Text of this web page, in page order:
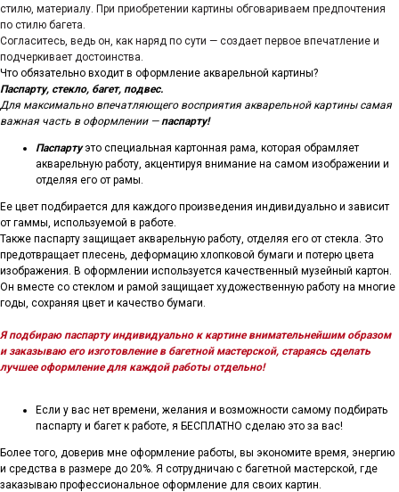
стилю, материалу. При приобретении картины обговариваем предпочтения
по стилю багета.
Согласитесь, ведь он, как наряд по сути — создает первое впечатление и
подчеркивает достоинства.
Что обязательно входит в оформление акварельной картины?
Паспарту, стекло, багет, подвес.
Для максимально впечатляющего восприятия акварельной картины самая
важная часть в оформлении —паспарту!
Паспартуэто специальная картонная рама, которая обрамляет
акварельную работу, акцентируя внимание на самом изображении и
отделяя его от рамы.
Ее цвет подбирается для каждого произведения индивидуально и зависит
от гаммы, используемой в работе.
Также паспарту защищает акварельную работу, отделяя его от стекла. Это
предотвращает плесень, деформацию хлопковой бумаги и потерю цвета
изображения. В оформлении используется качественный музейный картон.
Он вместе со стеклом и рамой защищает художественную работу на многие
годы, сохраняя цвет и качество бумаги.
Я подбираю паспарту индивидуально к картине внимательнейшим образом
и заказываю его изготовление в багетной мастерской, стараясь сделать
лучшее оформление для каждой работы отдельно!
Если у вас нет времени, желания и возможности самому подбирать
паспарту и багет к работе, я БЕСПЛАТНО сделаю это за вас!
Более того, доверив мне оформление работы, вы экономите время, энергию
и средства в размере до 20%. Я сотрудничаю с багетной мастерской, где
заказываю профессиональное оформление для своих картин.